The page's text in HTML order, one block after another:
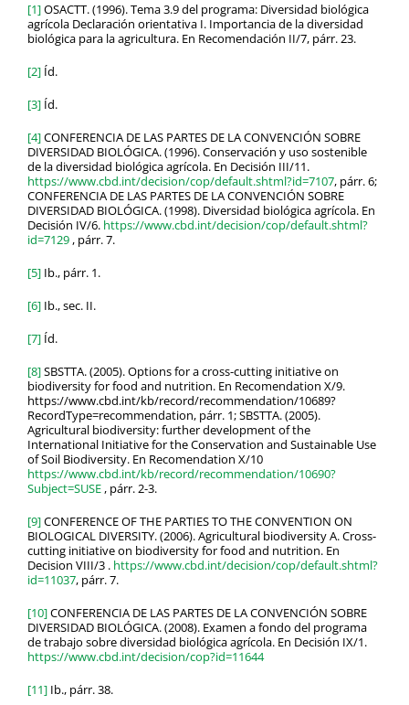
[1]OSACTT. (1996). Tema 3.9 del programa: Diversidad biológica
agrícola Declaración orientativa I. Importancia de la diversidad
biológica para la agricultura. En Recomendación II/7, párr. 23.
[2] Íd.
[3] Íd.
[4]CONFERENCIA DE LAS PARTES DE LA CONVENCIÓN SOBRE
DIVERSIDAD BIOLÓGICA. (1996). Conservación y uso sostenible
de la diversidad biológica agrícola. En Decisión III/11.
https://www.cbd.int/decision/cop/default.shtml?id=7107, párr. 6;
CONFERENCIA DE LAS PARTES DE LA CONVENCIÓN SOBRE
DIVERSIDAD BIOLÓGICA. (1998). Diversidad biológica agrícola. En
Decisión IV/6. https://www.cbd.int/decision/cop/default.shtml?
id=7129, párr. 7.
[5] Ib., párr. 1.
[6] Ib., sec. II.
[7] Íd.
[8]SBSTTA. (2005). Options for a cross-cutting initiative on
biodiversity for food and nutrition. En Recomendation X/9.
https://www.cbd.int/kb/record/recommendation/10689?
RecordType=recommendation, párr. 1; SBSTTA. (2005).
Agricultural biodiversity: further development of the
International Initiative for the Conservation and Sustainable Use
of Soil Biodiversity. En Recomendation X/10
https://www.cbd.int/kb/record/recommendation/10690?
Subject=SUSE, párr. 2-3.
[9]CONFERENCE OF THE PARTIES TO THE CONVENTION ON
BIOLOGICAL DIVERSITY. (2006). Agricultural biodiversity A. Cross-
cutting initiative on biodiversity for food and nutrition. En
Decision VIII/3 . https://www.cbd.int/decision/cop/default.shtml?
id=11037, párr. 7.
[10]CONFERENCIA DE LAS PARTES DE LA CONVENCIÓN SOBRE
DIVERSIDAD BIOLÓGICA. (2008). Examen a fondo del programa
de trabajo sobre diversidad biológica agrícola. En Decisión IX/1.
https://www.cbd.int/decision/cop?id=11644
[11] Ib., párr. 38.